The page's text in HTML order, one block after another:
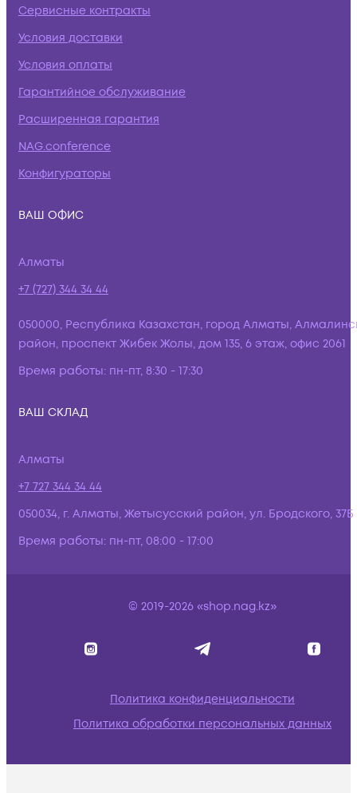
Сервисные контракты
Условия доставки
Условия оплаты
Гарантийное обслуживание
Расширенная гарантия
NAG.conference
Конфигураторы
ВАШ ОФИС
Алматы
+7 (727) 344 34 44
050000, Республика Казахстан, город Алматы,
район, проспект Жибек Жолы, дом 135, 6 этаж, офис 2061
Время работы: пн-пт, 8:30 - 17:30
ВАШ СКЛАД
Алматы
+7 727 344 34 44
050034, г. Алматы, Жетысусский район, ул. Бродского, 37Б
Время работы: пн-пт, 08:00 - 17:00
© 2019-2026 «shop.nag.kz»
Политика конфиденциальности
Политика обработки персональных данных